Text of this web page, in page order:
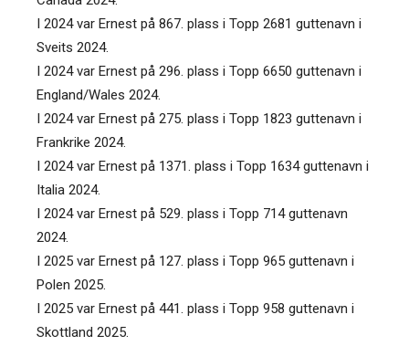
I 2024 var Ernest på 867. plass i Topp 2681 guttenavn i
Sveits 2024.
I 2024 var Ernest på 296. plass i Topp 6650 guttenavn i
England/Wales 2024.
I 2024 var Ernest på 275. plass i Topp 1823 guttenavn i
Frankrike 2024.
I 2024 var Ernest på 1371. plass i Topp 1634 guttenavn i
Italia 2024.
I 2024 var Ernest på 529. plass i Topp 714 guttenavn
2024.
I 2025 var Ernest på 127. plass i Topp 965 guttenavn i
Polen 2025.
I 2025 var Ernest på 441. plass i Topp 958 guttenavn i
Skottland 2025.